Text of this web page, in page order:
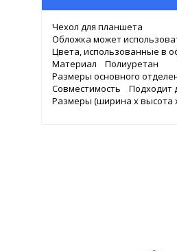
Чехол для планшета
Обложка может
Цвета, использованные в
Материал Полиуретан
Размеры основного
Совместимость Подходит
Размеры (ширина x высота